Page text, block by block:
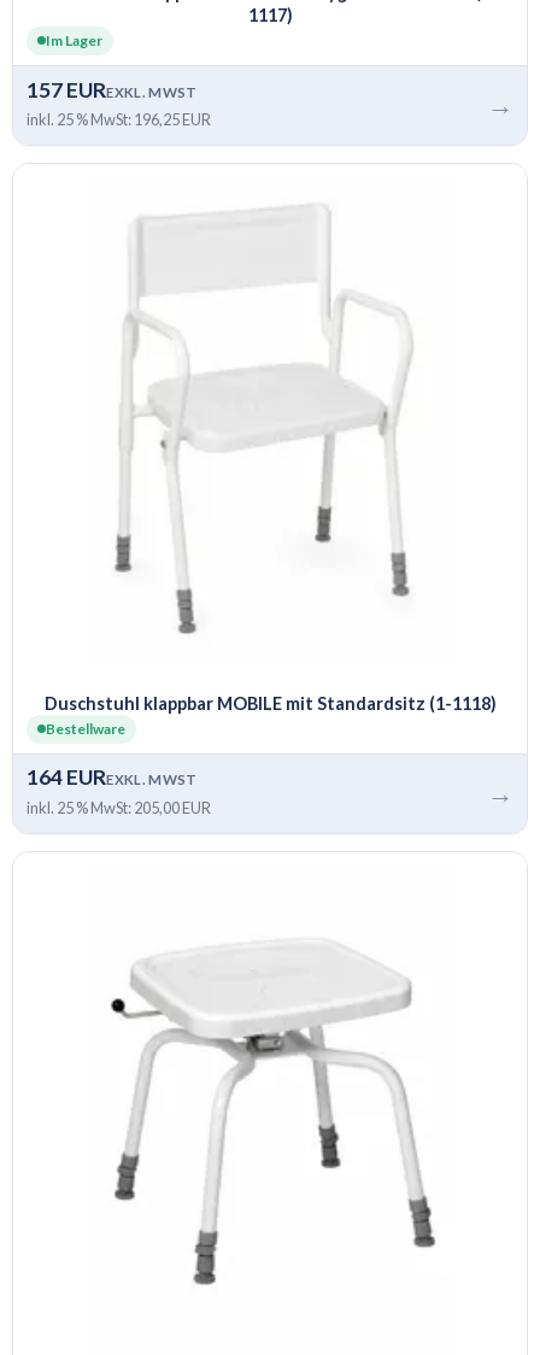
1117)
Im Lager
157 EUREXKL. MWST
inkl. 25 % MwSt: 196,25 EUR →
Duschstuhl klappbar MOBILE mit Standardsitz (1-1118)
Bestellware
164 EUREXKL. MWST
inkl. 25 % MwSt: 205,00 EUR →